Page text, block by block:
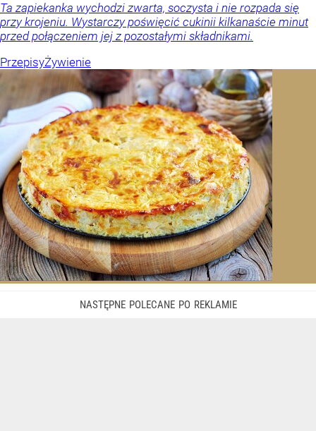
Ta zapiekanka wychodzi zwarta, soczysta i nie rozpada się
przy krojeniu. Wystarczy poświęcić cukinii kilkanaście minut
przed połączeniem jej z pozostałymi składnikami.
PrzepisyŻywienie